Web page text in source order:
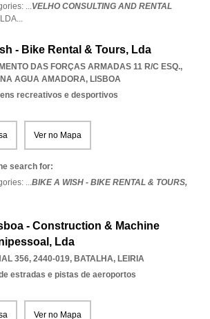
...VELHO CONSULTING AND RENTAL
LDA...
- Bike Rental & Tours, Lda
DAS FORÇAS ARMADAS 11 R/C ESQ.,
AGUA AMADORA, LISBOA
recreativos e desportivos
Ver no Mapa
search for:
...BIKE A WISH - BIKE RENTAL & TOURS,
- Construction & Machine
Lda
356, 2440-019, BATALHA, LEIRIA
estradas e pistas de aeroportos
Ver no Mapa